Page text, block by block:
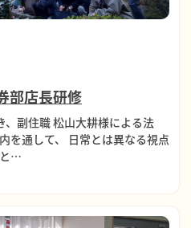
店長研修
副住職 松山大耕様による法
を通して、 日常とは異なる視点
と…